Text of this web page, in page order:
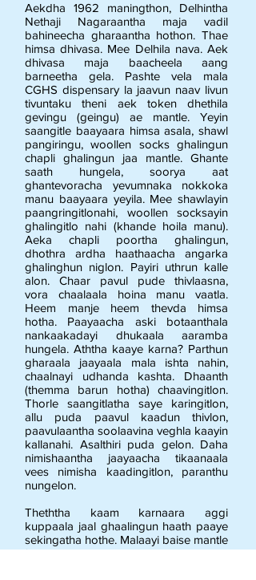
Aekdha 1962 maningthon, Delhintha
Nethaji Nagaraantha maja vadil
bahineecha gharaantha hothon. Thae
himsa dhivasa. Mee Delhila nava. Aek
dhivasa maja baacheela aang
barneetha gela. Pashte vela mala
CGHS dispensary la jaavun naav livun
tivuntaku theni aek token dhethila
gevingu (geingu) ae mantle. Yeyin
saangitle baayaara himsa asala, shawl
pangiringu, woollen socks ghalingun
chapli ghalingun jaa mantle. Ghante
saath hungela, soorya aat
ghantevoracha yevumnaka nokkoka
manu baayaara yeyila. Mee shawlayin
paangringitlonahi, woollen socksayin
ghalingitlo nahi (khande hoila manu).
Aeka chapli poortha ghalingun,
dhothra ardha haathaacha angarka
ghalinghun niglon. Payiri uthrun kalle
alon. Chaar pavul pude thivlaasna,
vora chaalaala hoina manu vaatla.
Heem manje heem thevda himsa
hotha. Paayaacha aski botaanthala
nankaakadayi dhukaala aaramba
hungela. Aththa kaaye karna? Parthun
gharaala jaayaala mala ishta nahin,
chaalnayi udhanda kashta. Dhaanth
(themma barun hotha) chaavingitlon.
Thorle saangitlatha saye karingitlon,
allu puda paavul kaadun thivlon,
paavulaantha soolaavina veghla kaayin
kallanahi. Asalthiri puda gelon. Daha
nimishaantha jaayaacha tikaanaala
vees nimisha kaadingitlon, paranthu
nungelon.
Theththa kaam karnaara aggi
kuppaala jaal ghaalingun haath paaye
sekingatha hothe. Malaayi baise mantle
(manun maningitlon, mala Hindi